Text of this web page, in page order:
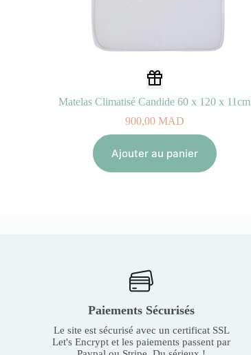
Matelas Climatisé Candide 60 x 120 x 11cm
900,00MAD
Ajouter au panier
Paiements Sécurisés
Le site est sécurisé avec un certificat SSL
Let's Encrypt et les paiements passent par